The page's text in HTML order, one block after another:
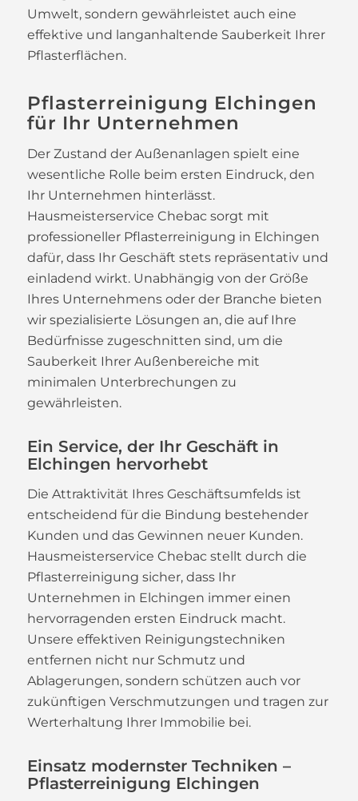
Umwelt, sondern gewährleistet auch eine
effektive und langanhaltende Sauberkeit Ihrer
Pflasterflächen.
Pflasterreinigung Elchingen
für Ihr Unternehmen
Der Zustand der Außenanlagen spielt eine
wesentliche Rolle beim ersten Eindruck, den
Ihr Unternehmen hinterlässt.
Hausmeisterservice Chebac sorgt mit
professioneller Pflasterreinigung in Elchingen
dafür, dass Ihr Geschäft stets repräsentativ und
einladend wirkt. Unabhängig von der Größe
Ihres Unternehmens oder der Branche bieten
wir spezialisierte Lösungen an, die auf Ihre
Bedürfnisse zugeschnitten sind, um die
Sauberkeit Ihrer Außenbereiche mit
minimalen Unterbrechungen zu
gewährleisten.
Ein Service, der Ihr Geschäft in
Elchingen hervorhebt
Die Attraktivität Ihres Geschäftsumfelds ist
entscheidend für die Bindung bestehender
Kunden und das Gewinnen neuer Kunden.
Hausmeisterservice Chebac stellt durch die
Pflasterreinigung sicher, dass Ihr
Unternehmen in Elchingen immer einen
hervorragenden ersten Eindruck macht.
Unsere effektiven Reinigungstechniken
entfernen nicht nur Schmutz und
Ablagerungen, sondern schützen auch vor
zukünftigen Verschmutzungen und tragen zur
Werterhaltung Ihrer Immobilie bei.
Einsatz modernster Techniken –
Pflasterreinigung Elchingen